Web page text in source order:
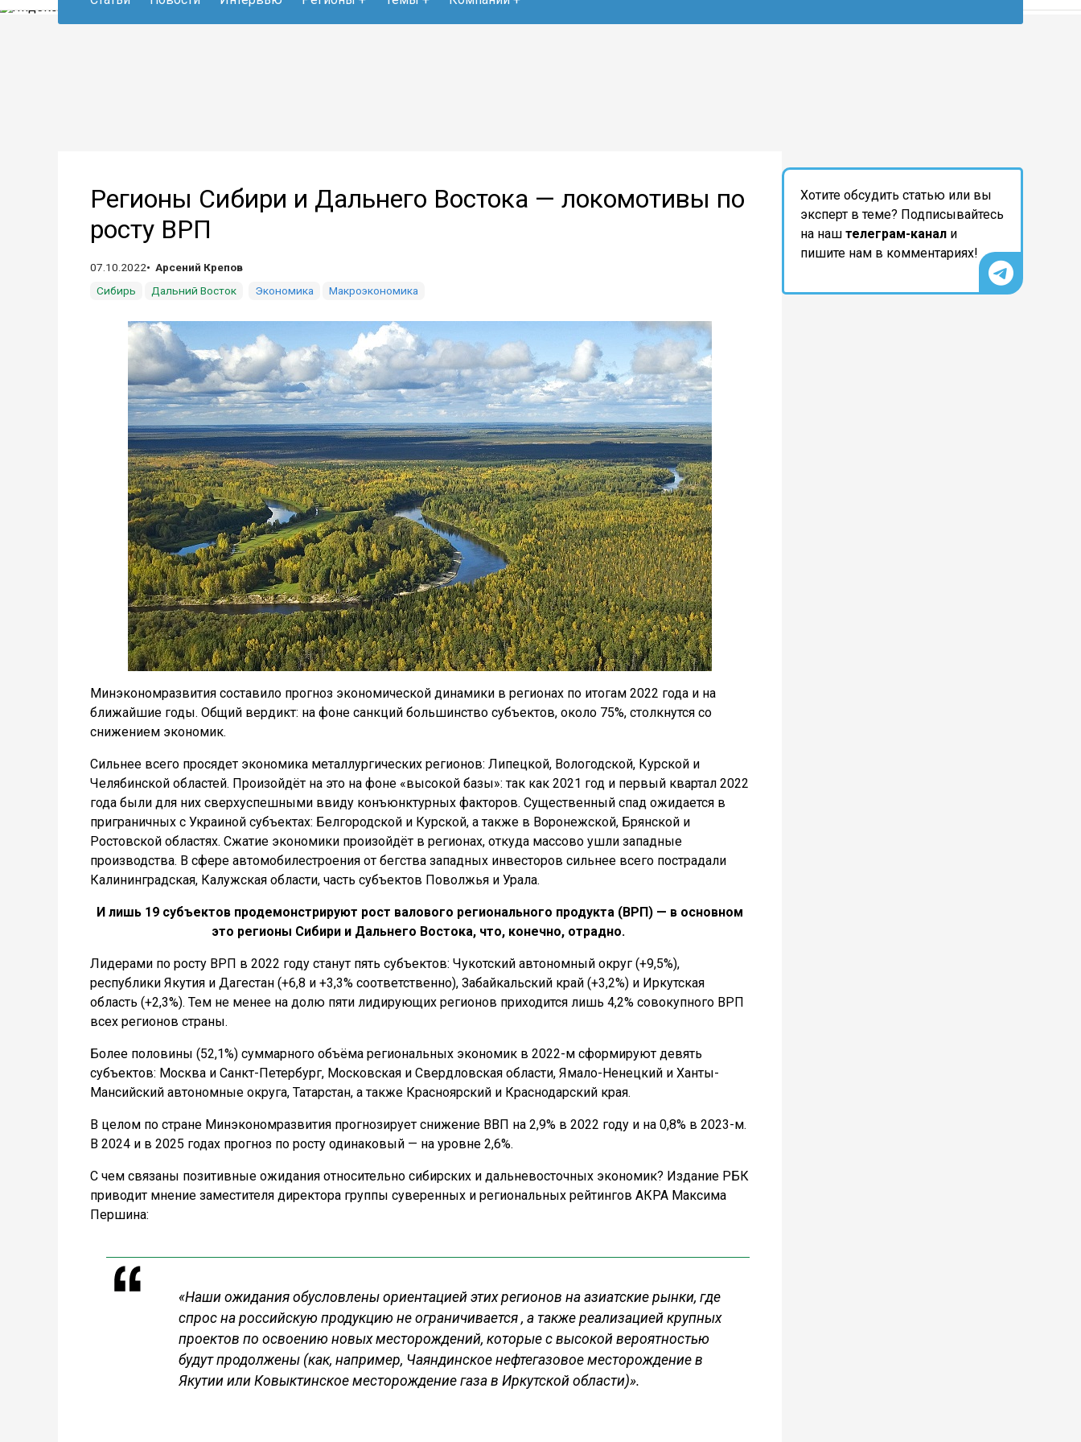
Регионы Сибири и Дальнего Востока — локомотивы по
росту ВРП
07.10.2022
Арсений Крепов
Сибирь
Дальний Восток Экономика Макроэкономика
Минэкономразвития составило прогноз экономической динамики в регионах по итогам 2022 года и на
ближайшие годы. Общий вердикт: на фоне санкций большинство субъектов, около 75%, столкнутся со
снижением экономик.
Сильнее всего просядет экономика металлургических регионов: Липецкой, Вологодской, Курской и
Челябинской областей. Произойдёт на это на фоне «высокой базы»: так как 2021 год и первый квартал 2022
года были для них сверхуспешными ввиду конъюнктурных факторов. Существенный спад ожидается в
приграничных с Украиной субъектах: Белгородской и Курской, а также в Воронежской, Брянской и
Ростовской областях. Сжатие экономики произойдёт в регионах, откуда массово ушли западные
производства. В сфере автомобилестроения от бегства западных инвесторов сильнее всего пострадали
Калининградская, Калужская области, часть субъектов Поволжья и Урала.
И лишь 19 субъектов продемонстрируют рост валового регионального продукта (ВРП) — в основном
это регионы Сибири и Дальнего Востока, что, конечно, отрадно.
Лидерами по росту ВРП в 2022 году станут пять субъектов: Чукотский автономный округ (+9,5%),
республики Якутия и Дагестан (+6,8 и +3,3% соответственно), Забайкальский край (+3,2%) и Иркутская
область (+2,3%). Тем не менее на долю пяти лидирующих регионов приходится лишь 4,2% совокупного ВРП
всех регионов страны.
Более половины (52,1%) суммарного объёма региональных экономик в 2022-м сформируют девять
субъектов: Москва и Санкт-Петербург, Московская и Свердловская области, Ямало-Ненецкий и Ханты-
Мансийский автономные округа, Татарстан, а также Красноярский и Краснодарский края.
В целом по стране Минэкономразвития прогнозирует снижение ВВП на 2,9% в 2022 году и на 0,8% в 2023-м.
В 2024 и в 2025 годах прогноз по росту одинаковый — на уровне 2,6%.
С чем связаны позитивные ожидания относительно сибирских и дальневосточных экономик? Издание РБК
приводит мнение заместителя директора группы суверенных и региональных рейтингов АКРА Максима
Першина:
«Наши ожидания обусловлены ориентацией этих регионов на азиатские рынки, где
спрос на российскую продукцию не ограничивается , а также реализацией крупных
проектов по освоению новых месторождений, которые с высокой вероятностью
будут продолжены (как, например, Чаяндинское нефтегазовое месторождение в
Якутии или Ковыктинское месторождение газа в Иркутской области)».
Хотите обсудить статью или вы
эксперт в теме? Подписывайтесь
на наш телеграм-канал и
пишите нам в комментариях!